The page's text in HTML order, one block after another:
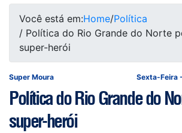
Você está em:Home/Política
/ Política do Rio Grande do Norte
super-herói
Sexta-Feira
Super Moura
Política do Rio Grande do
super-herói